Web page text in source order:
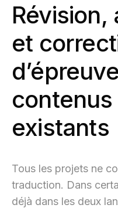
et
existants
Tous les projets ne
traduction. Dans
déjà dans les deux